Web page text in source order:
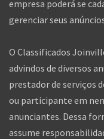
empresa poderá se
gerenciar seus
O Classificados
advindos de diversos
prestador de serviços
ou participante em
anunciantes. Dessa
assume